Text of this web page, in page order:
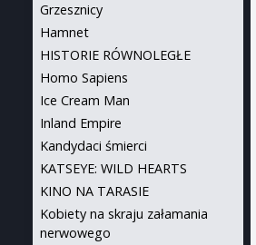
Grzesznicy
Hamnet
HISTORIE RÓWNOLEGŁE
Homo Sapiens
Ice Cream Man
Inland Empire
Kandydaci śmierci
KATSEYE: WILD HEARTS
KINO NA TARASIE
Kobiety na skraju załamania
nerwowego